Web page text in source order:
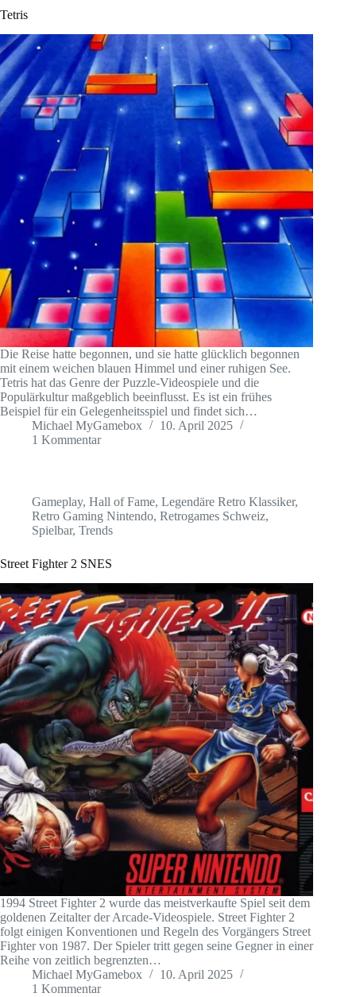
Tetris
Die Reise hatte begonnen, und sie hatte glücklich begonnen
mit einem weichen blauen Himmel und einer ruhigen See.
Tetris hat das Genre der Puzzle-Videospiele und die
Populärkultur maßgeblich beeinflusst. Es ist ein frühes
Beispiel für ein Gelegenheitsspiel und findet sich…
Michael MyGamebox
10. April 2025
1 Kommentar
Gameplay, Hall of Fame, Legendäre Retro Klassiker,
Retro Gaming Nintendo, Retrogames Schweiz,
Spielbar, Trends
Street Fighter 2 SNES
1994 Street Fighter 2 wurde das meistverkaufte Spiel seit dem
goldenen Zeitalter der Arcade-Videospiele. Street Fighter 2
folgt einigen Konventionen und Regeln des Vorgängers Street
Fighter von 1987. Der Spieler tritt gegen seine Gegner in einer
Reihe von zeitlich begrenzten…
Michael MyGamebox
10. April 2025
1 Kommentar